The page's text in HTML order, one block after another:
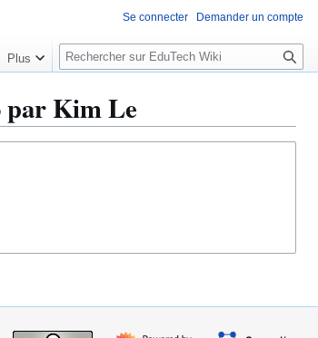
par Kim Le
Se connecter Demander un compte
Plus
R
e
h
e